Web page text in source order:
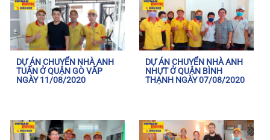
DỰ ÁN CHUYỂN NHÀ ANH
TUẤN Ở QUẬN GÒ VẤP
NGÀY 11/08/2020
DỰ ÁN CHUYỂN NHÀ ANH
NHỰT Ở QUẬN BÌNH
THẠNH NGÀY 07/08/2020